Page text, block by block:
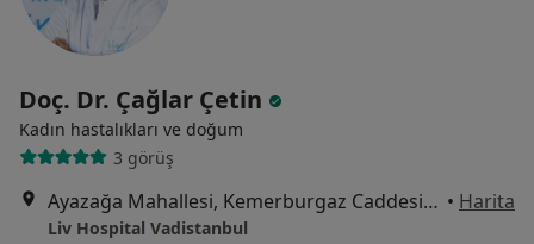
Doç. Dr. Çağlar Çetin
Kadın hastalıkları ve doğum
3 görüş
Ayazağa Mahallesi, Kemerburgaz Caddesi, Vadistanbul Park Etabı, 7F Blok, İstanbul • Harita
Liv Hospital Vadistanbul